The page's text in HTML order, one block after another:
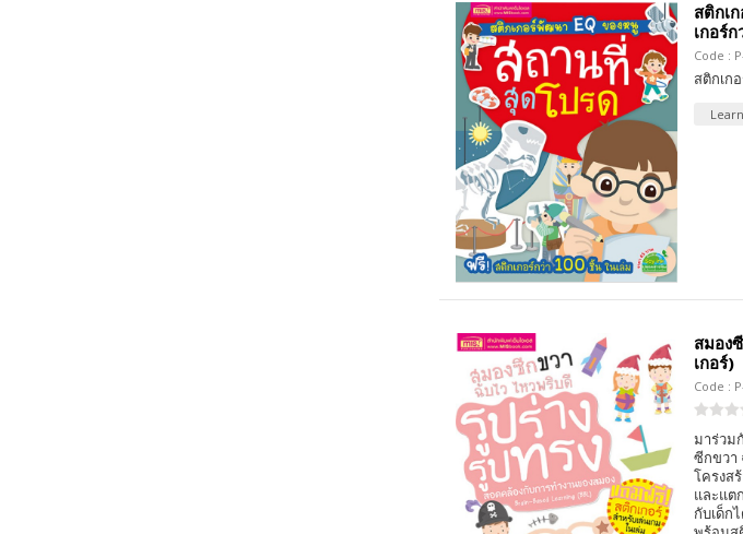
สติกเ
เกอร์
Code :
สติกเก
สมอง
เกอร์)
Code :
มาร่วม
ซีกขวา
โครงส
และแต
กับเด็ก